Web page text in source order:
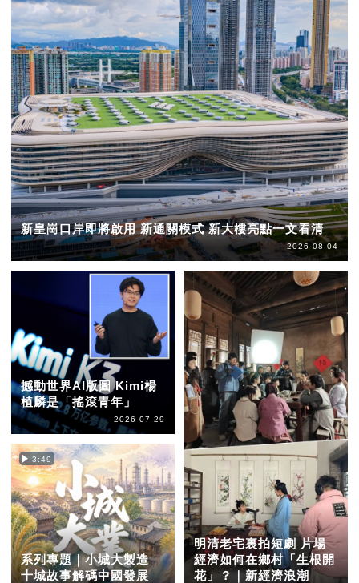
新皇崗口岸即將啟用 新通關模式 新大樓亮點一文看清
2026-08-04
撼動世界AI版圖 Kimi楊
植麟是「搖滾青年」
2026-07-29
3:49
系列專題｜小城大製造
十城故事解碼中國發展
明清老宅裏拍短劇 片場
經濟如何在鄉村「生根開
花」？｜新經濟浪潮